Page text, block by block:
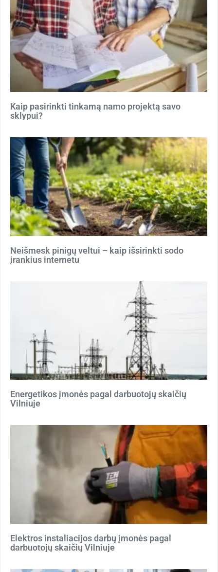
Kaip pasirinkti tinkamą namo projektą savo
sklypui?
Neišmesk pinigų veltui – kaip išsirinkti sodo
įrankius internetu
Energetikos įmonės pagal darbuotojų skaičių
Vilniuje
Elektros instaliacijos darbų įmonės pagal
darbuotojų skaičių Vilniuje